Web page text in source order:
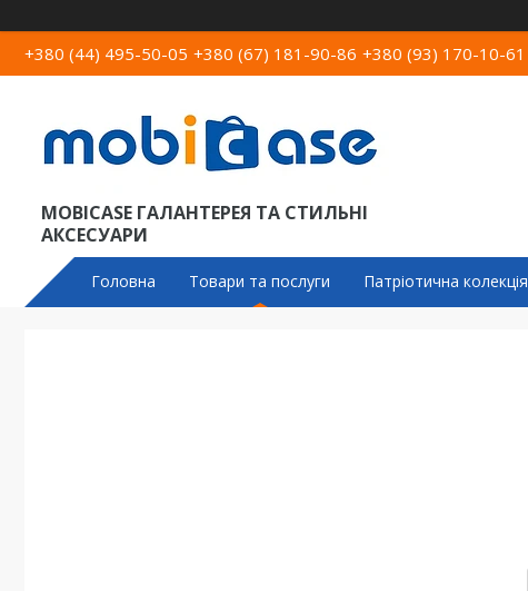
+380 (44) 495-50-05 +380 (67) 181-90-86 +380 (93) 170-10-61
MOBICASE ГАЛАНТЕРЕЯ ТА СТИЛЬНІ
АКСЕСУАРИ
Головна Товари та послуги Патріотична колекція